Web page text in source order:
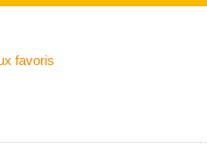
favoris